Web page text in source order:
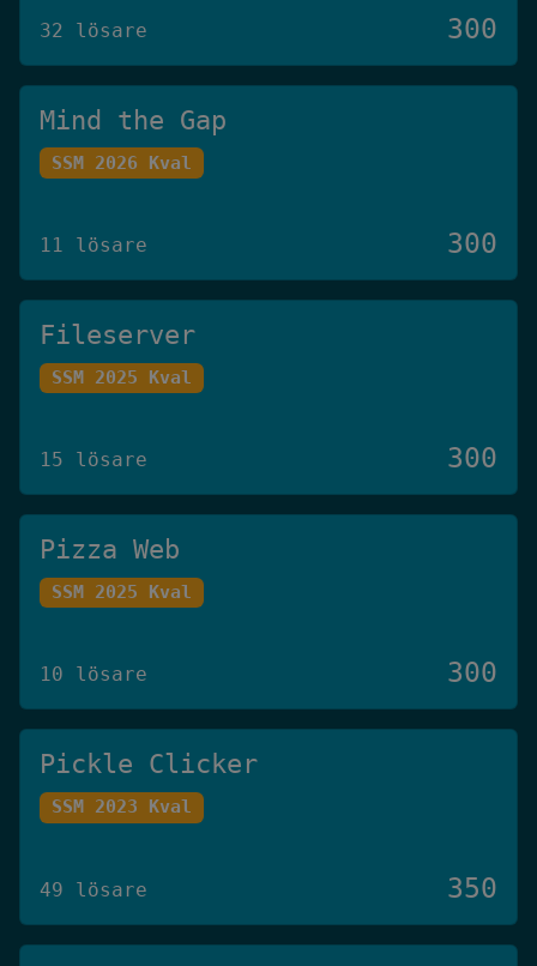
32 lösare 300
Mind the Gap
SSM 2026 Kval
11 lösare 300
Fileserver
SSM 2025 Kval
15 lösare 300
Pizza Web
SSM 2025 Kval
10 lösare 300
Pickle Clicker
SSM 2023 Kval
49 lösare 350